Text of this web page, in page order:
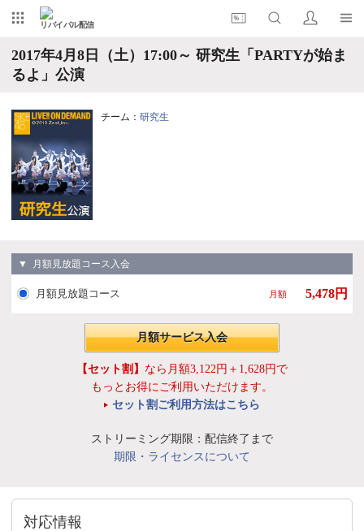
リバイバル配信
2017年4月8日（土）17:00～ 研究生「PARTYが始ま
るよ」公演
チーム： 研究生
▼ 月額見放題コース入会
月額見放題コース 月額 5,478円
月額サービス入会
【セット割】 なら月額3,122円＋1,628円で
もっとお得にご利用いただけます。
セット割ご利用方法はこちら
ストリーミング期限：配信終了まで
期限・ライセンスについて
対応情報